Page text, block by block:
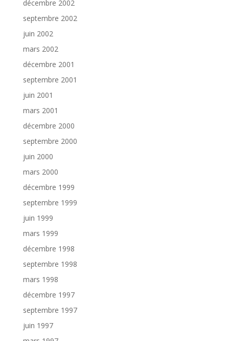
décembre 2002
septembre 2002
juin 2002
mars 2002
décembre 2001
septembre 2001
juin 2001
mars 2001
décembre 2000
septembre 2000
juin 2000
mars 2000
décembre 1999
septembre 1999
juin 1999
mars 1999
décembre 1998
septembre 1998
mars 1998
décembre 1997
septembre 1997
juin 1997